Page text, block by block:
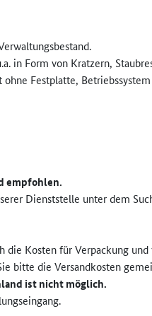
in Form von Kratzern,
Festplatte,
empfohlen.
Dienststelle unter dem
die Kosten für Verpackung
bitte die Versandkosten
ist nicht möglich.